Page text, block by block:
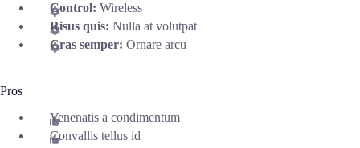
Control: Wireless
Risus quis: Nulla at volutpat
Cras semper: Ornare arcu
Pros
Venenatis a condimentum
Convallis tellus id